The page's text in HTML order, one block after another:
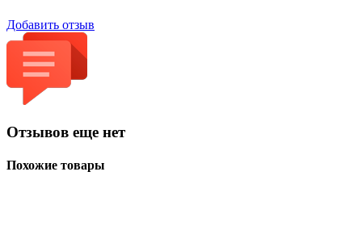
Добавить отзыв
Отзывов еще нет
Похожие товары